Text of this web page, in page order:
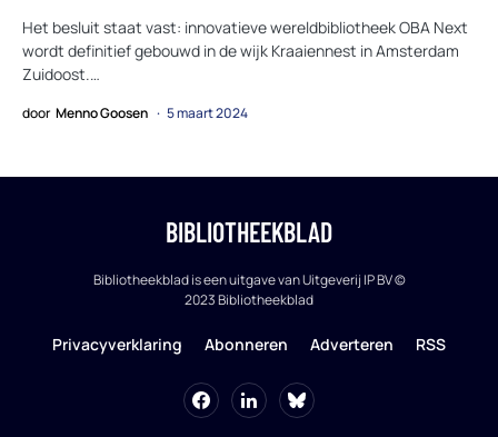
Het besluit staat vast: innovatieve wereldbibliotheek OBA Next
wordt definitief gebouwd in de wijk Kraaiennest in Amsterdam
Zuidoost.…
door Menno Goosen 5 maart 2024
BIBLIOTHEEKBLAD
Bibliotheekblad is een uitgave van Uitgeverij IP BV ©
2023 Bibliotheekblad
Privacyverklaring Abonneren Adverteren RSS